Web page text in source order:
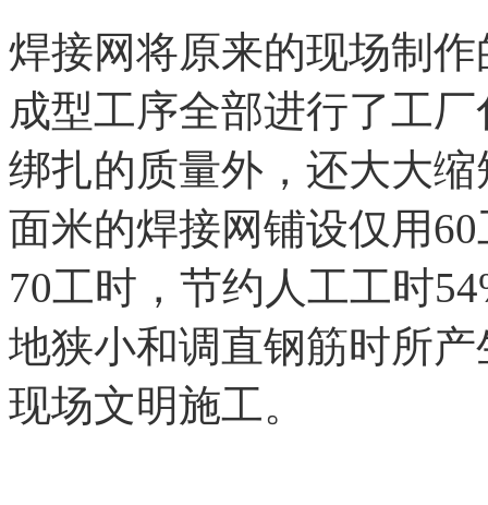
焊接网将原来的现场制
成型工序全部进行了工
绑扎的质量外，还大大
面米的焊接网铺设仅用
70工时，节约人工工时
地狭小和调直钢筋时所
现场文明施工。